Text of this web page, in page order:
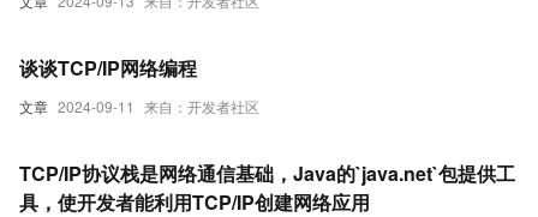
文章 2024-09-11 来自：开发者社区
谈谈TCP/IP网络编程
TCP/IP协议栈是网络通信基础，Java的`java.net`包提供工
具，使开发者能利用TCP/IP创建网络应用